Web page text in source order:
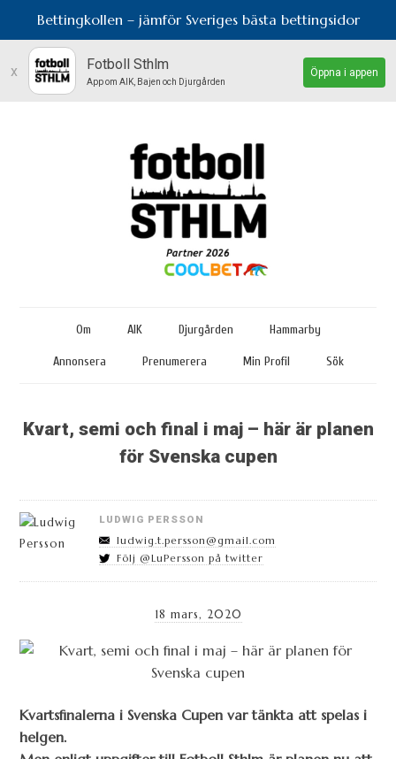
Bettingkollen – jämför Sveriges bästa bettingsidor
x Fotboll Sthlm
App om AIK, Bajen och Djurgården
Öppna i appen
Om AIK Djurgården Hammarby
Annonsera Prenumerera Min Profil Sök
Kvart, semi och final i maj – här är planen
för Svenska cupen
LUDWIG PERSSON
ludwig.t.persson@gmail.com
Följ @LuPersson på twitter
18 mars, 2020
Kvartsfinalerna i Svenska Cupen var tänkta att spelas i
helgen.